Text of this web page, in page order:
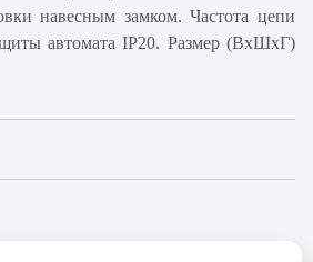
навесным замком. Частота цепи
автомата IP20. Размер (ВхШхГ)